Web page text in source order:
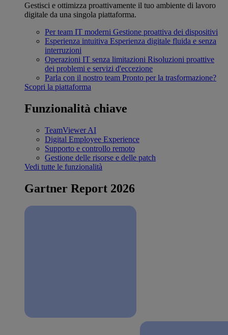
Gestisci e ottimizza proattivamente il tuo ambiente di lavoro
digitale da una singola piattaforma.
Per team IT moderni Gestione proattiva dei dispositivi
Esperienza intuitiva Esperienza digitale fluida e senza
interruzioni
Operazioni IT senza limitazioni Risoluzioni proattive
dei problemi e servizi d'eccezione
Parla con il nostro team Pronto per la trasformazione?
Scopri la piattaforma
Funzionalità chiave
TeamViewer AI
Digital Employee Experience
Supporto e controllo remoto
Gestione delle risorse e delle patch
Vedi tutte le funzionalità
Gartner Report 2026